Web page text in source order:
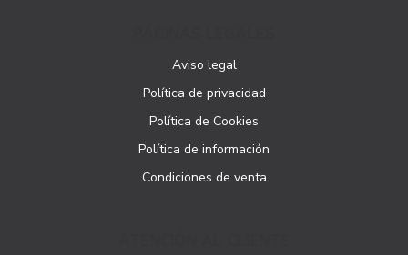
Aviso legal
Política de privacidad
Política de Cookies
Política de información
Condiciones de venta